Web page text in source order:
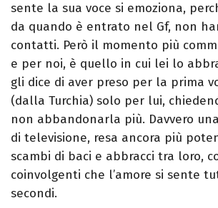
sente la sua voce si emoziona,
da quando è entrato nel Gf, non
contatti. Però il momento più
e per noi, è quello in cui lei lo
gli dice di aver preso per la prima
(dalla Turchia) solo per lui,
non abbandonarla più. Davvero
di televisione, resa ancora più
scambi di baci e abbracci tra loro,
coinvolgenti che l’amore si sente
secondi.